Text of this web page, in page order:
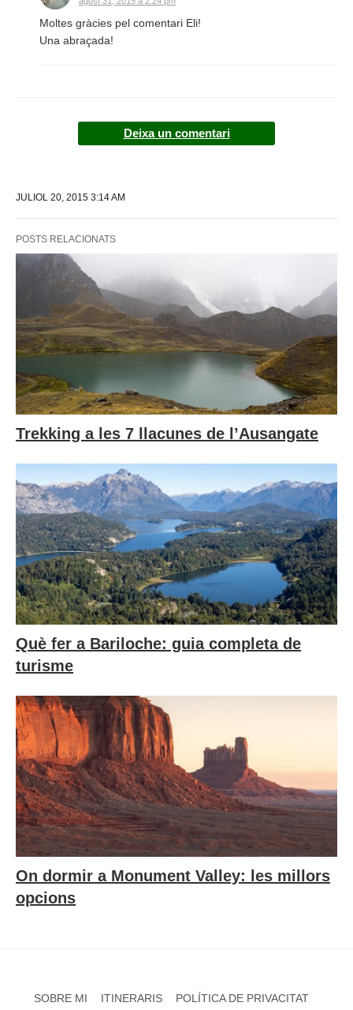
Moltes gràcies pel comentari Eli!
Una abraçada!
Deixa un comentari
JULIOL 20, 2015 3:14 AM
POSTS RELACIONATS
Trekking a les 7 llacunes de l’Ausangate
Què fer a Bariloche: guia completa de
turisme
On dormir a Monument Valley: les millors
opcions
SOBRE MI ITINERARIS POLÍTICA DE PRIVACITAT